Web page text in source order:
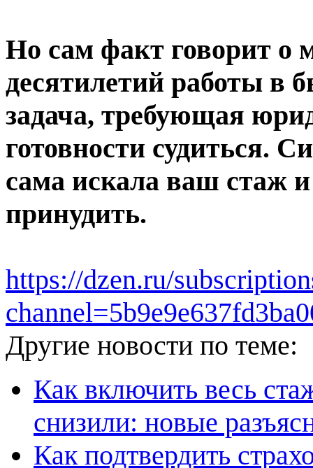
Но сам факт говорит о
десятилетий работы в
задача, требующая
готовности судиться.
сама искала ваш стаж
принудить.
https://dzen.ru/
Другие новости по теме:
Как включить весь
снизили: новые
Как подтвердить